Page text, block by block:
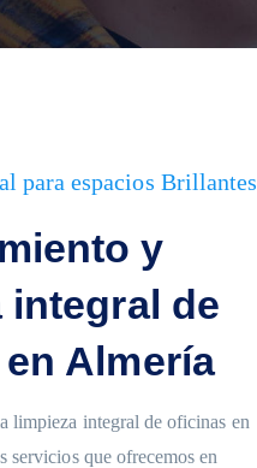
para espacios Brillantes
y
integral de
Almería
limpieza integral de oficinas en
servicios que ofrecemos en